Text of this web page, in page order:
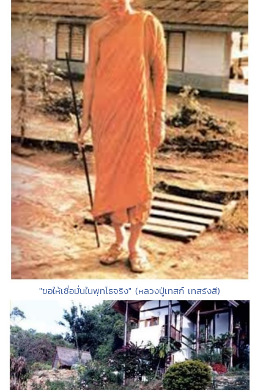
"ขอให้เชื่อมั่นในพุทโธจริง" (หลวงปู่เทสก์ เทสรังสี)